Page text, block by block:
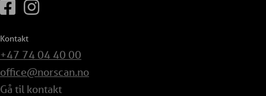
Kontakt
+47 74 04 40 00
office@norscan.no
Gå til kontakt